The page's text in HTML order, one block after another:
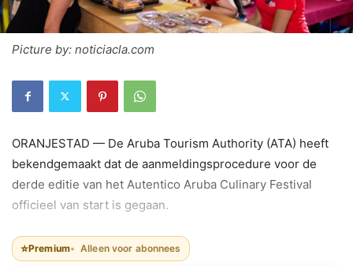
Picture by: noticiacla.com
ORANJESTAD — De Aruba Tourism Authority (ATA) heeft
bekendgemaakt dat de aanmeldingsprocedure voor de
derde editie van het Autentico Aruba Culinary Festival
officieel van start is gegaan.
⭐Premium Alleen voor abonnees